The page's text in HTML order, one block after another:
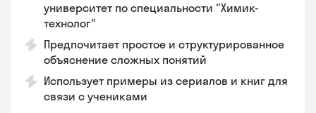
университет по специальности "Химик-
технолог"
Предпочитает простое и структурированное
объяснение сложных понятий
Использует примеры из сериалов и книг для
связи с учениками